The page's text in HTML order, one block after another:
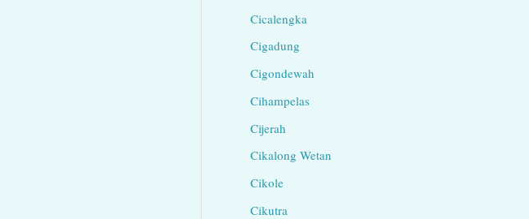
Cicalengka
Cigadung
Cigondewah
Cihampelas
Cijerah
Cikalong Wetan
Cikole
Cikutra